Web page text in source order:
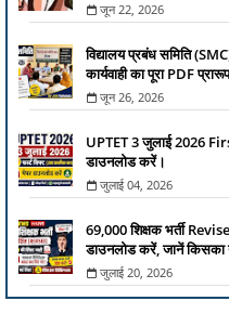
जून 22, 2026
विद्यालय प्रबंध समिति
कार्यवाही का पूरा PDF
जून 26, 2026
UPTET 3 जुलाई 2026
डाउनलोड करें।
जुलाई 04, 2026
69,000 शिक्षक भर्ती
डाउनलोड करें, जानें किसका
जुलाई 20, 2026